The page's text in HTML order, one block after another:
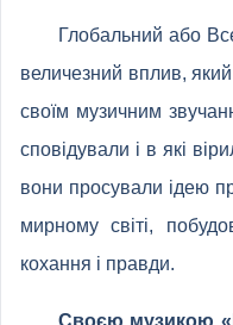
Глобальний або
величезний вплив,
своїм музичним
сповідували і в які
вони просували ідею
мирному світі,
кохання і правди.
Своєю музикою